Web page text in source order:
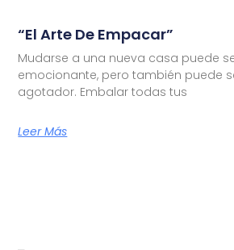
“El Arte De Empacar”
Mudarse a una nueva casa puede
emocionante, pero también puede
agotador. Embalar todas tus
Leer Más